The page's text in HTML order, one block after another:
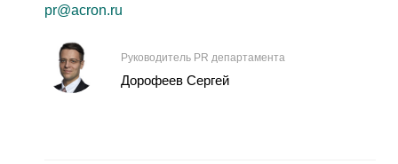
pr@acron.ru
Руководитель PR департамента
Дорофеев Сергей